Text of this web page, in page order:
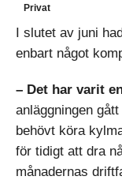
Privat
I slutet av juni
enbart något
– Det har varit
anläggningen
behövt köra
för tidigt att dra
månadernas